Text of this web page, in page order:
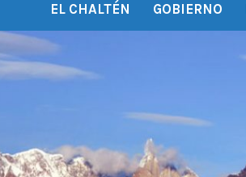
EL CHALTÉN GOBIERNO